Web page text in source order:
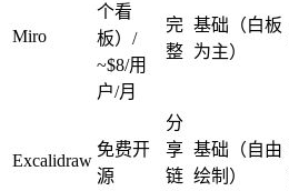
Miro
个看
板）/
~$8/用
户/月
完
整
基础（白板
为主）
Excalidraw
免费开
源
分
享
链
基础（自由
绘制）